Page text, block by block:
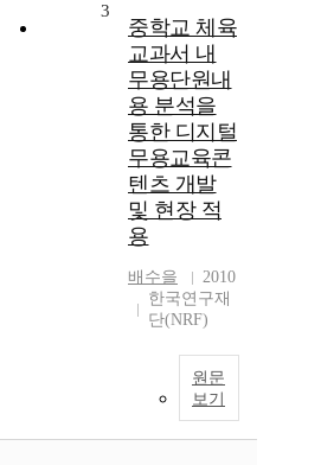
3
중학교 체육
교과서 내
무용단원내
용 분석을
통한 디지털
무용교육콘
텐츠 개발
및 현장 적
용
배수을
2010
한국연구재
단(NRF)
원문
보기